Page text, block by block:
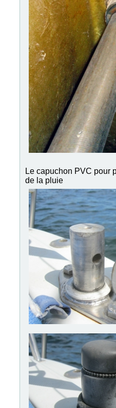
Le capuchon PVC pour
de la pluie